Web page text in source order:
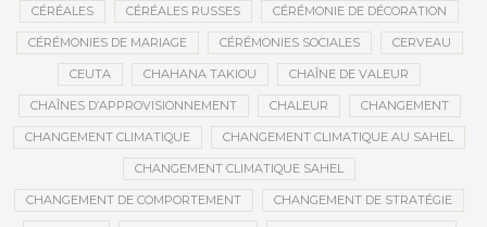
CÉRÉALES CÉRÉALES RUSSES CÉRÉMONIE DE DÉCORATION
CÉRÉMONIES DE MARIAGE CÉRÉMONIES SOCIALES CERVEAU
CEUTA CHAHANA TAKIOU CHAÎNE DE VALEUR
CHAÎNES D’APPROVISIONNEMENT CHALEUR CHANGEMENT
CHANGEMENT CLIMATIQUE CHANGEMENT CLIMATIQUE AU SAHEL
CHANGEMENT CLIMATIQUE SAHEL
CHANGEMENT DE COMPORTEMENT CHANGEMENT DE STRATÉGIE